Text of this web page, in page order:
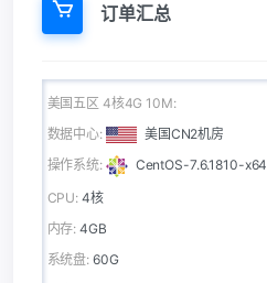
订单汇总
美国五区 4核4G 10M:
数据中心:
美国CN2机房
操作系统:
CentOS-7.6.1810-x64
CPU: 4核
内存: 4GB
系统盘: 60G